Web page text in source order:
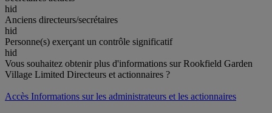
hid
Anciens directeurs/secrétaires
hid
Personne(s) exerçant un contrôle significatif
hid
Vous souhaitez obtenir plus d'informations sur Rookfield Garden
Village Limited Directeurs et actionnaires ?
Accès Informations sur les administrateurs et les actionnaires